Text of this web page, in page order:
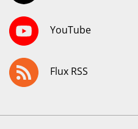
YouTube
Flux RSS